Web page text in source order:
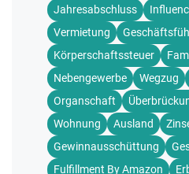
Jahresabschluss
Vermietung
Körperschaftssteuer
Nebengewerbe
Wegzug
Organschaft
Wohnung
Ausland
Gewinnausschüttung
Fulfillment By Amazon